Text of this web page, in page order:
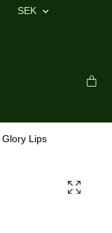
SEK
Glory Lips